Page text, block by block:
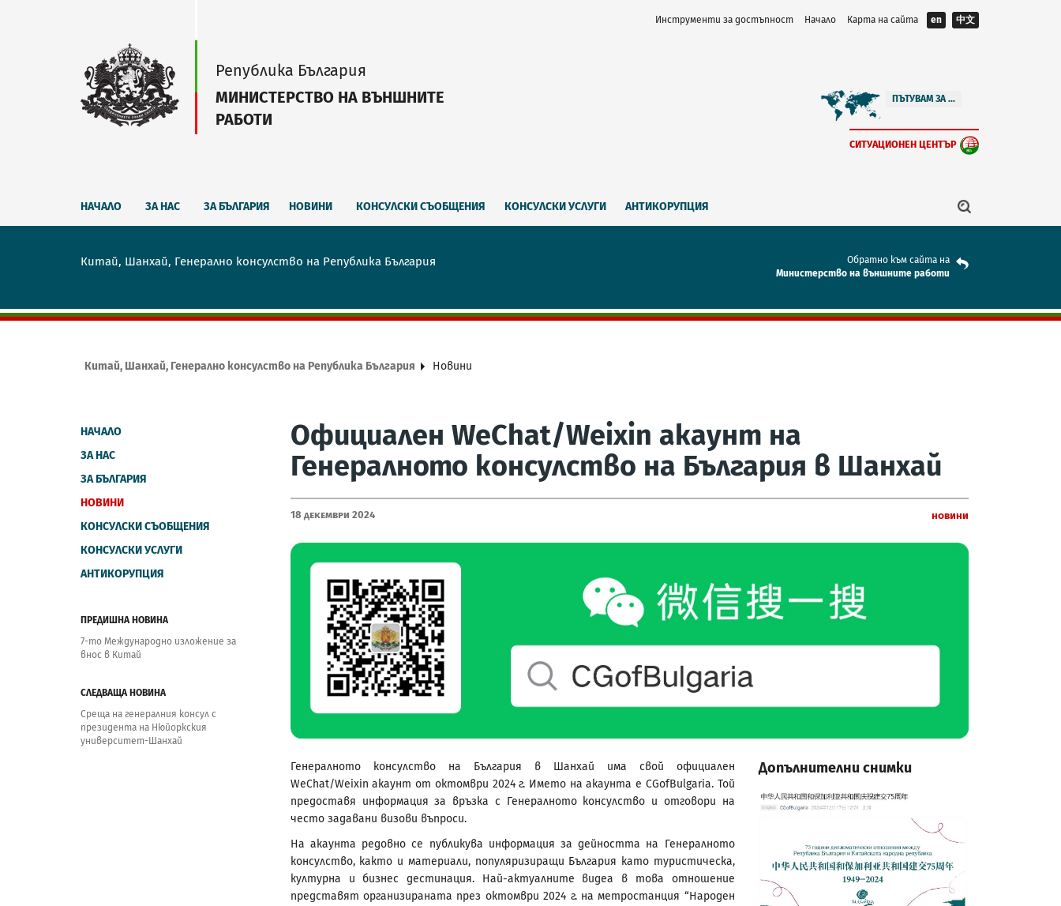
Инструменти за достъпност Начало Карта на сайта en 中文
Република България
МИНИСТЕРСТВО НА ВЪНШНИТЕ
РАБОТИ
ПЪТУВАМ ЗА ...
СИТУАЦИОНЕН ЦЕНТЪР
НАЧАЛО ЗА НАС ЗА БЪЛГАРИЯ НОВИНИ КОНСУЛСКИ СЪОБЩЕНИЯ КОНСУЛСКИ УСЛУГИ АНТИКОРУПЦИЯ
Китай, Шанхай, Генерално консулство на Република България
Обратно към сайта на
Mинистерство на външните работи
Китай, Шанхай, Генерално консулство на Република България Новини
НАЧАЛО
ЗА НАС
ЗА БЪЛГАРИЯ
НОВИНИ
КОНСУЛСКИ СЪОБЩЕНИЯ
КОНСУЛСКИ УСЛУГИ
АНТИКОРУПЦИЯ
ПРЕДИШНА НОВИНА
7-то Международно изложение за
внос в Китай
СЛЕДВАЩА НОВИНА
Среща на генералния консул с
президента на Нюйоркския
университет-Шанхай
Официален WeChat/Weixin акаунт на
Генералното консулство на България в Шанхай
18 Декември 2024 Новини
Генералното консулство на България в Шанхай има свой официален
WeChat/Weixin акаунт от октомври 2024 г. Името на акаунта е CGofBulgaria. Той
предоставя информация за връзка с Генералното консулство и отговори на
често задавани визови въпроси.
На акаунта редовно се публикува информация за дейността на Генералното
консулство, както и материали, популяризиращи България като туристическа,
културна и бизнес дестинация. Най-актуалните видеа в това отношение
представят организираната през октомври 2024 г. на метростанция “Народен
Допълнителни снимки